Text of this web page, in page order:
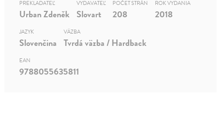
PREKLADATEĽ
Urban Zdeněk
VYDAVATEĽ
Slovart
POČET STRÁN
208
ROK VYDANIA
2018
JAZYK
Slovenčina
VÄZBA
Tvrdá väzba / Hardback
EAN
9788055635811